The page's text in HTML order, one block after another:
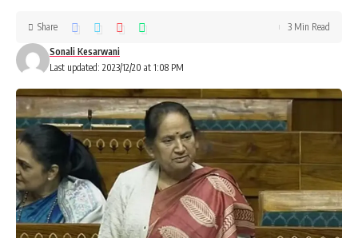
Last updated: 2023/12/20 at 1:08 PM
Sonali Kesarwani
Share 3 Min Read